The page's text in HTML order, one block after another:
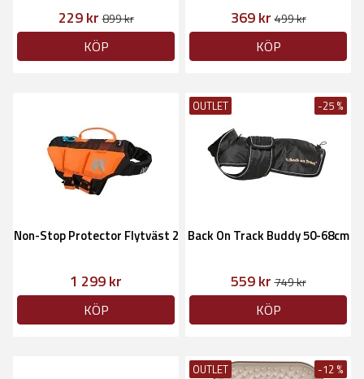
229 kr899 kr
KÖP
369 kr499 kr
KÖP
Non-Stop Protector Flytväst 2
1 299 kr
KÖP
OUTLET -25 %
Back On Track Buddy 50-68cm
559 kr749 kr
KÖP
OUTLET -12 %